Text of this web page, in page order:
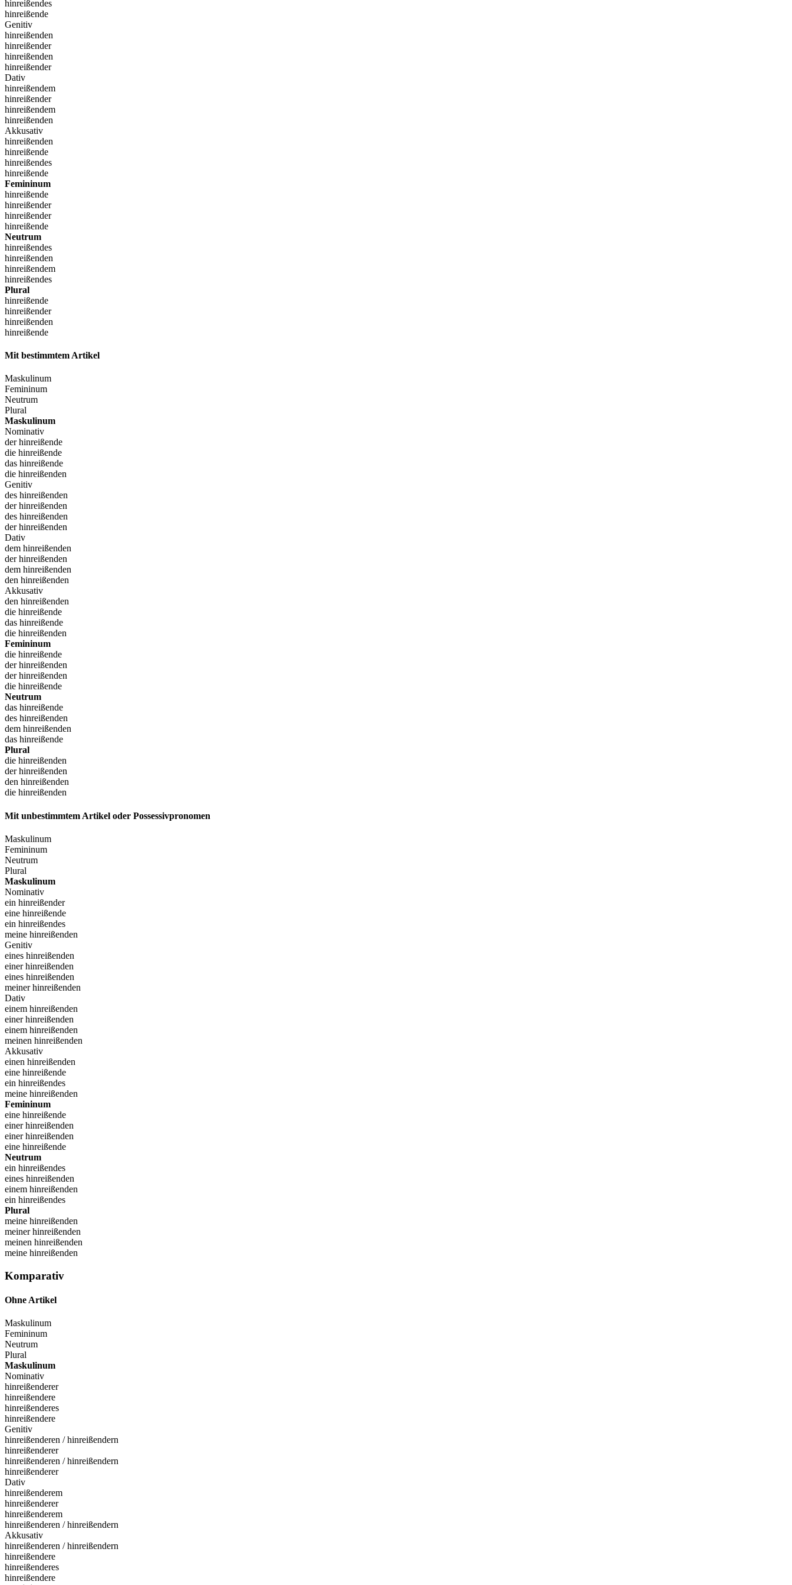
hinreißendes
hinreißende
Genitiv
hinreißenden
hinreißender
hinreißenden
hinreißender
Dativ
hinreißendem
hinreißender
hinreißendem
hinreißenden
Akkusativ
hinreißenden
hinreißende
hinreißendes
hinreißende
Femininum
hinreißende
hinreißender
hinreißender
hinreißende
Neutrum
hinreißendes
hinreißenden
hinreißendem
hinreißendes
Plural
hinreißende
hinreißender
hinreißenden
hinreißende
Mit bestimmtem Artikel
Maskulinum
Femininum
Neutrum
Plural
Maskulinum
Nominativ
der hinreißende
die hinreißende
das hinreißende
die hinreißenden
Genitiv
des hinreißenden
der hinreißenden
des hinreißenden
der hinreißenden
Dativ
dem hinreißenden
der hinreißenden
dem hinreißenden
den hinreißenden
Akkusativ
den hinreißenden
die hinreißende
das hinreißende
die hinreißenden
Femininum
die hinreißende
der hinreißenden
der hinreißenden
die hinreißende
Neutrum
das hinreißende
des hinreißenden
dem hinreißenden
das hinreißende
Plural
die hinreißenden
der hinreißenden
den hinreißenden
die hinreißenden
Mit unbestimmtem Artikel oder Possessivpronomen
Maskulinum
Femininum
Neutrum
Plural
Maskulinum
Nominativ
ein hinreißender
eine hinreißende
ein hinreißendes
meine hinreißenden
Genitiv
eines hinreißenden
einer hinreißenden
eines hinreißenden
meiner hinreißenden
Dativ
einem hinreißenden
einer hinreißenden
einem hinreißenden
meinen hinreißenden
Akkusativ
einen hinreißenden
eine hinreißende
ein hinreißendes
meine hinreißenden
Femininum
eine hinreißende
einer hinreißenden
einer hinreißenden
eine hinreißende
Neutrum
ein hinreißendes
eines hinreißenden
einem hinreißenden
ein hinreißendes
Plural
meine hinreißenden
meiner hinreißenden
meinen hinreißenden
meine hinreißenden
Komparativ
Ohne Artikel
Maskulinum
Femininum
Neutrum
Plural
Maskulinum
Nominativ
hinreißenderer
hinreißendere
hinreißenderes
hinreißendere
Genitiv
hinreißenderen / hinreißendern
hinreißenderer
hinreißenderen / hinreißendern
hinreißenderer
Dativ
hinreißenderem
hinreißenderer
hinreißenderem
hinreißenderen / hinreißendern
Akkusativ
hinreißenderen / hinreißendern
hinreißendere
hinreißenderes
hinreißendere